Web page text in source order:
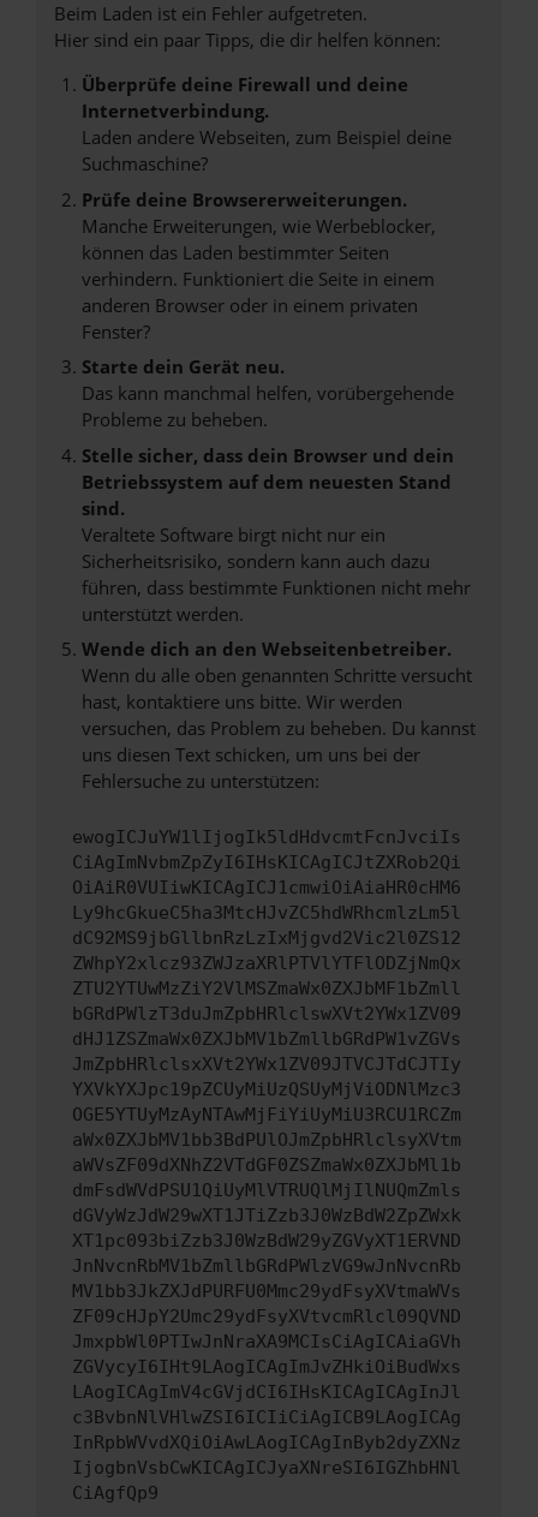
Beim Laden ist ein Fehler aufgetreten.
Hier sind ein paar Tipps, die dir helfen können:
Überprüfe deine Firewall und deine
Internetverbindung.
Laden andere Webseiten, zum Beispiel deine
Suchmaschine?
Prüfe deine Browsererweiterungen.
Manche Erweiterungen, wie Werbeblocker,
können das Laden bestimmter Seiten
verhindern. Funktioniert die Seite in einem
anderen Browser oder in einem privaten
Fenster?
Starte dein Gerät neu.
Das kann manchmal helfen, vorübergehende
Probleme zu beheben.
Stelle sicher, dass dein Browser und dein
Betriebssystem auf dem neuesten Stand
sind.
Veraltete Software birgt nicht nur ein
Sicherheitsrisiko, sondern kann auch dazu
führen, dass bestimmte Funktionen nicht mehr
unterstützt werden.
Wende dich an den Webseitenbetreiber.
Wenn du alle oben genannten Schritte versucht
hast, kontaktiere uns bitte. Wir werden
versuchen, das Problem zu beheben. Du kannst
uns diesen Text schicken, um uns bei der
Fehlersuche zu unterstützen:
ewogICJuYW1lIjogIk5ldHdvcmtFcnJvciIs
CiAgImNvbmZpZyI6IHsKICAgICJtZXRob2Qi
OiAiR0VUIiwKICAgICJ1cmwiOiAiaHR0cHM6
Ly9hcGkueC5ha3MtcHJvZC5hdWRhcmlzLm5l
dC92MS9jbGllbnRzLzIxMjgvd2Vic2l0ZS12
ZWhpY2xlcz93ZWJzaXRlPTVlYTFlODZjNmQx
ZTU2YTUwMzZiY2VlMSZmaWx0ZXJbMF1bZmll
bGRdPWlzT3duJmZpbHRlclswXVt2YWx1ZV09
dHJ1ZSZmaWx0ZXJbMV1bZmllbGRdPW1vZGVs
JmZpbHRlclsxXVt2YWx1ZV09JTVCJTdCJTIy
YXVkYXJpc19pZCUyMiUzQSUyMjViODNlMzc3
OGE5YTUyMzAyNTAwMjFiYiUyMiU3RCU1RCZm
aWx0ZXJbMV1bb3BdPUlOJmZpbHRlclsyXVtm
aWVsZF09dXNhZ2VTdGF0ZSZmaWx0ZXJbMl1b
dmFsdWVdPSU1QiUyMlVTRUQlMjIlNUQmZmls
dGVyWzJdW29wXT1JTiZzb3J0WzBdW2ZpZWxk
XT1pc093biZzb3J0WzBdW29yZGVyXT1ERVND
JnNvcnRbMV1bZmllbGRdPWlzVG9wJnNvcnRb
MV1bb3JkZXJdPURFU0Mmc29ydFsyXVtmaWVs
ZF09cHJpY2Umc29ydFsyXVtvcmRlcl09QVND
JmxpbWl0PTIwJnNraXA9MCIsCiAgICAiaGVh
ZGVycyI6IHt9LAogICAgImJvZHkiOiBudWxs
LAogICAgImV4cGVjdCI6IHsKICAgICAgInJl
c3BvbnNlVHlwZSI6ICIiCiAgICB9LAogICAg
InRpbWVvdXQiOiAwLAogICAgInByb2dyZXNz
IjogbnVsbCwKICAgICJyaXNreSI6IGZhbHNl
CiAgfQp9